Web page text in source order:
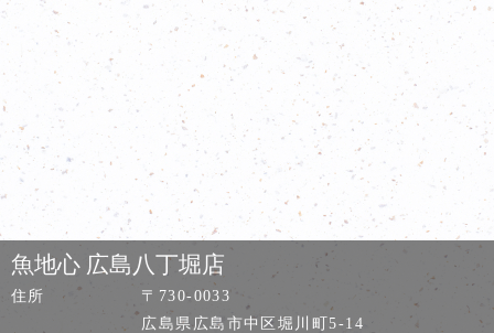
魚地心 広島八丁堀店
住所
〒730-0033
広島県広島市中区堀川町5-14